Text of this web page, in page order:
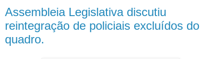
Assembleia Legislativa discutiu
reintegração de policiais excluídos do
quadro.